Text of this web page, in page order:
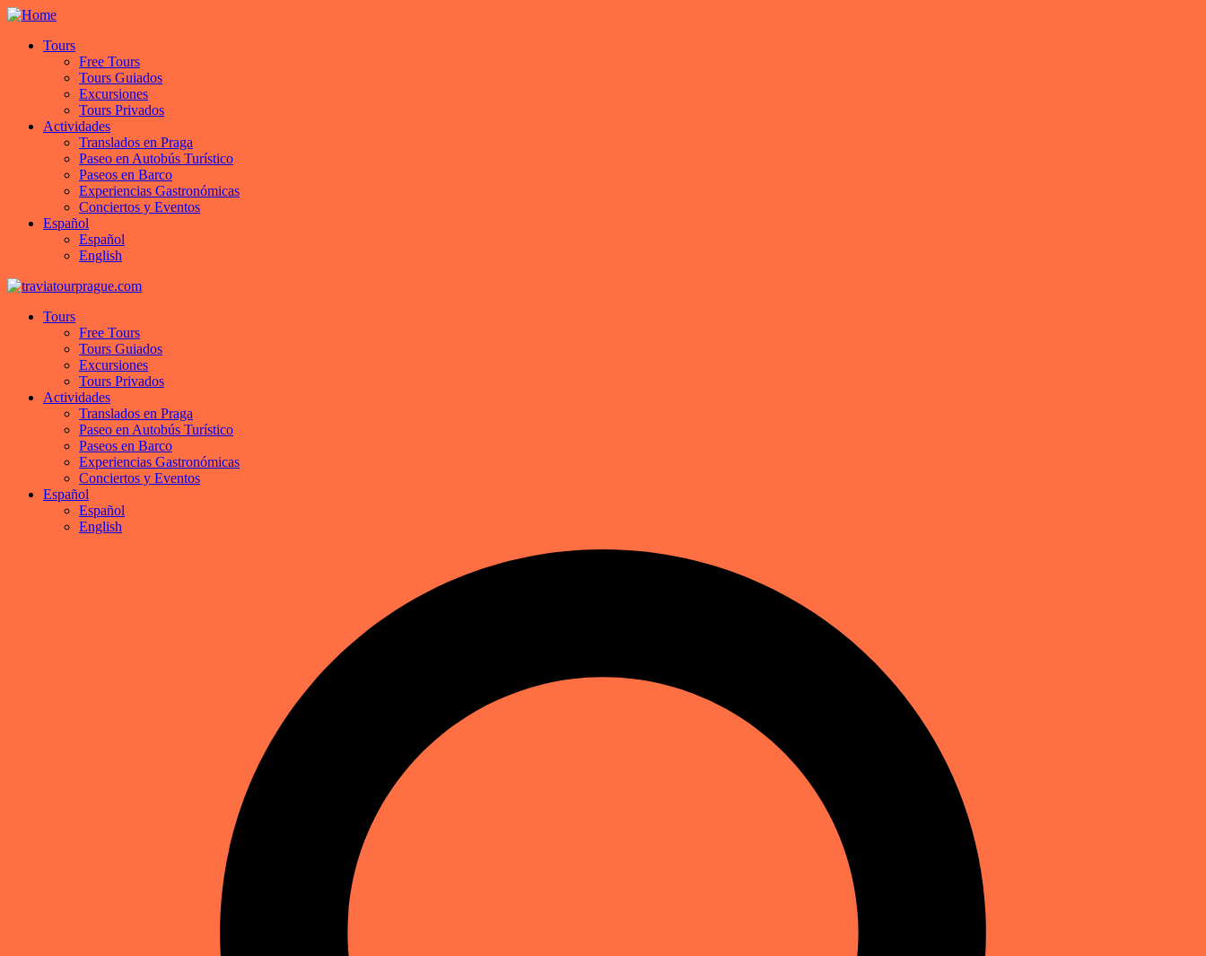
Tours
Free Tours
Tours Guiados
Excursiones
Tours Privados
Actividades
Translados en Praga
Paseo en Autobús Turístico
Paseos en Barco
Experiencias Gastronómicas
Conciertos y Eventos
Español
Español
English
Tours
Free Tours
Tours Guiados
Excursiones
Tours Privados
Actividades
Translados en Praga
Paseo en Autobús Turístico
Paseos en Barco
Experiencias Gastronómicas
Conciertos y Eventos
Español
Español
English